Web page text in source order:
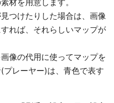
つけたりした場合は、画像
れば、それらしいマップが
像の代用に使ってマップを
レーヤー)は、青色で表す